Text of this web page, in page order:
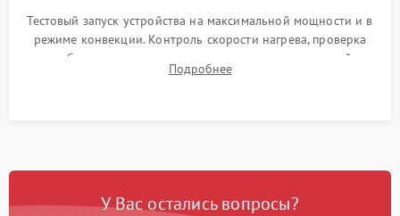
Тестовый запуск устройства на максимальной мощности и в
режиме конвекции. Контроль скорости нагрева, проверка
срабатывания термостата при достижении заданной
температуры и тест на отсутствие утечек тока.
Подробнее
У Вас остались вопросы?